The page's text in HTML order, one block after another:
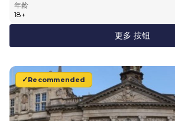
年龄
18+
更多 按钮
Recommended